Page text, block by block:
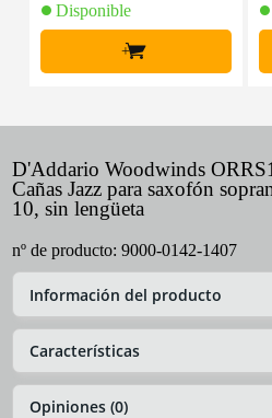
Disponible
+
D'Addario Woodwinds
Cañas Jazz para saxofón
10, sin lengüeta
nº de producto: 9000-0142-1407
Información del producto
Características
Opiniones (0)